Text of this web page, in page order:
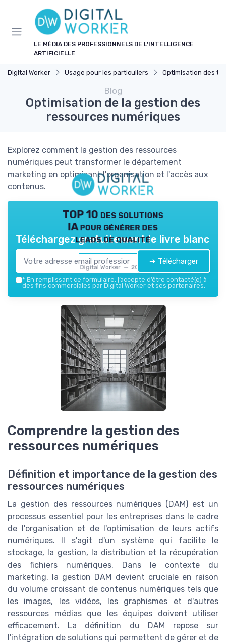
LE MÉDIA DES PROFESSIONNELS DE L'INTELLIGENCE
ARTIFICIELLE
Digital Worker Usage pour les particuliers Optimisation des tâches
Blog
Optimisation de la gestion des
ressources numériques
Explorez comment la gestion des ressources
numériques peut transformer le département
marketing en optimisant l'organisation et l'accès aux
contenus.
TOP 10 des solutions
IA pour générer des
leads de qualité
Digital Worker — 2026
Téléchargez gratuitement le livre blanc
➔ Télécharger
* En remplissant ce formulaire, j’accepte d’être contacté(e) à
des fins commerciales par Digital Worker et ses partenaires.
Comprendre la gestion des
ressources numériques
Définition et importance de la gestion des
ressources numériques
La gestion des ressources numériques (DAM) est un
processus essentiel pour les entreprises dans le cadre
de l'organisation et de l'optimisation de leurs actifs
numériques. Il s'agit d'un système qui facilite le
stockage, la gestion, la distribution et la récupération
des fichiers numériques. Dans le contexte du
marketing, la gestion DAM devient cruciale en raison
du volume croissant de contenus numériques tels que
les images, les vidéos, les graphismes et d'autres
ressources médias que les équipes doivent utiliser
efficacement. La définition du DAM repose sur
l'intégration de solutions qui permettent de gérer et de